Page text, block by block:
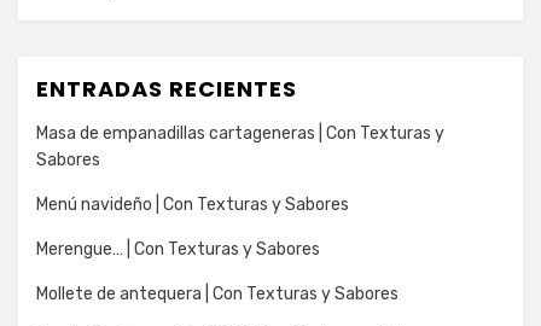
ENTRADAS RECIENTES
Masa de empanadillas cartageneras | Con Texturas y
Sabores
Menú navideño | Con Texturas y Sabores
Merengue… | Con Texturas y Sabores
Mollete de antequera | Con Texturas y Sabores